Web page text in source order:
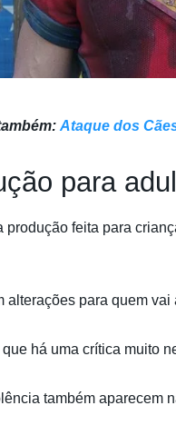
Ataque dos
para
produção feita para
alterações para quem vai
há uma crítica muito
também aparecem